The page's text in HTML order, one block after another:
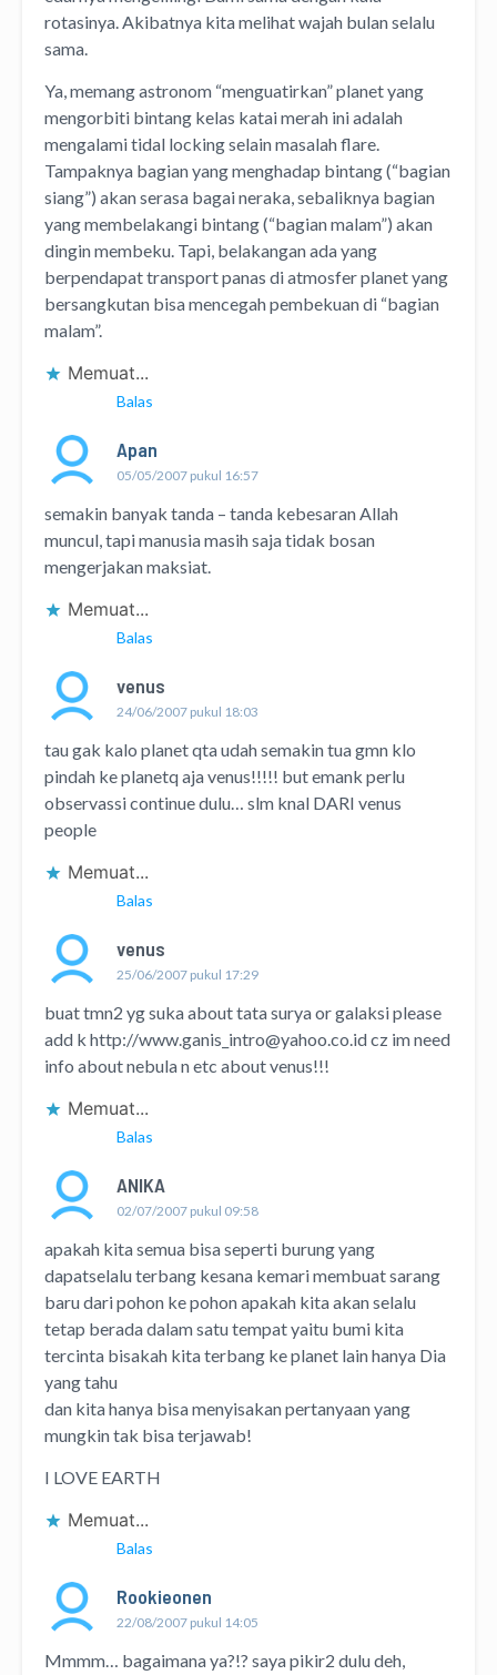
rotasinya. Akibatnya kita melihat wajah bulan selalu
sama.
Ya, memang astronom “menguatirkan” planet yang
mengorbiti bintang kelas katai merah ini adalah
mengalami tidal locking selain masalah flare.
Tampaknya bagian yang menghadap bintang (“bagian
siang”) akan serasa bagai neraka, sebaliknya bagian
yang membelakangi bintang (“bagian malam”) akan
dingin membeku. Tapi, belakangan ada yang
berpendapat transport panas di atmosfer planet yang
bersangkutan bisa mencegah pembekuan di “bagian
malam”.
Memuat...
Balas
Apan
05/05/2007 pukul 16:57
semakin banyak tanda – tanda kebesaran Allah
muncul, tapi manusia masih saja tidak bosan
mengerjakan maksiat.
Memuat...
Balas
venus
24/06/2007 pukul 18:03
tau gak kalo planet qta udah semakin tua gmn klo
pindah ke planetq aja venus!!!!! but emank perlu
observassi continue dulu… slm knal DARI venus
people
Memuat...
Balas
venus
25/06/2007 pukul 17:29
buat tmn2 yg suka about tata surya or galaksi please
add k http://www.ganis_intro@yahoo.co.idcz im need
info about nebula n etc about venus!!!
Memuat...
Balas
ANIKA
02/07/2007 pukul 09:58
apakah kita semua bisa seperti burung yang
dapatselalu terbang kesana kemari membuat sarang
baru dari pohon ke pohon apakah kita akan selalu
tetap berada dalam satu tempat yaitu bumi kita
tercinta bisakah kita terbang ke planet lain hanya Dia
yang tahu
dan kita hanya bisa menyisakan pertanyaan yang
mungkin tak bisa terjawab!
I LOVE EARTH
Memuat...
Balas
Rookieonen
22/08/2007 pukul 14:05
Mmmm… bagaimana ya?!? saya pikir2 dulu deh,